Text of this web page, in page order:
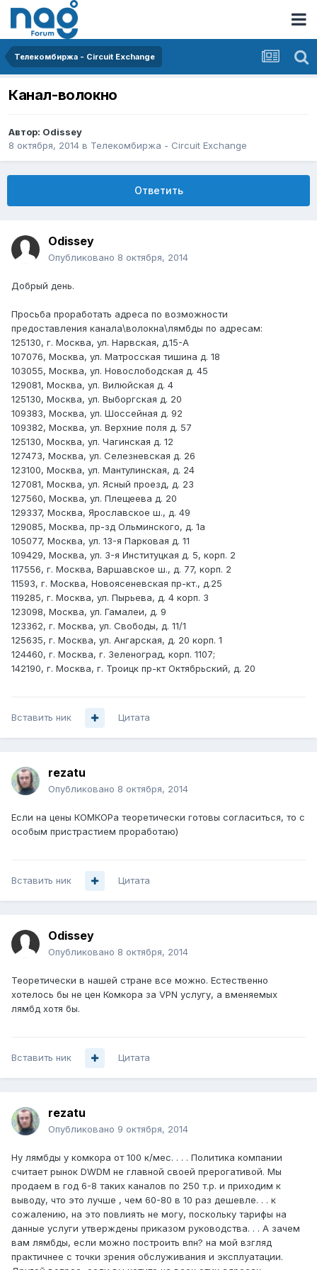
Телекомбиржа - Circuit Exchange
Канал-волокно
Автор: Odissey
8 октября, 2014 в Телекомбиржа - Circuit Exchange
Ответить
Odissey
Опубликовано 8 октября, 2014
Добрый день.
Просьба проработать адреса по возможности
предоставления канала\волокна\лямбды по адресам:
125130, г. Москва, ул. Нарвская, д.15-А
107076, Москва, ул. Матросская тишина д. 18
103055, Москва, ул. Новослободская д. 45
129081, Москва, ул. Вилюйская д. 4
125130, Москва, ул. Выборгская д. 20
109383, Москва, ул. Шоссейная д. 92
109382, Москва, ул. Верхние поля д. 57
125130, Москва, ул. Чагинская д. 12
127473, Москва, ул. Селезневская д. 26
123100, Москва, ул. Мантулинская, д. 24
127081, Москва, ул. Ясный проезд, д. 23
127560, Москва, ул. Плещеева д. 20
129337, Москва, Ярославское ш., д. 49
129085, Москва, пр-зд Ольминского, д. 1а
105077, Москва, ул. 13-я Парковая д. 11
109429, Москва, ул. 3-я Институцкая д. 5, корп. 2
117556, г. Москва, Варшавское ш., д. 77, корп. 2
11593, г. Москва, Новоясеневская пр-кт., д.25
119285, г. Москва, ул. Пырьева, д. 4 корп. 3
123098, Москва, ул. Гамалеи, д. 9
123362, г. Москва, ул. Свободы, д. 11/1
125635, г. Москва, ул. Ангарская, д. 20 корп. 1
124460, г. Москва, г. Зеленоград, корп. 1107;
142190, г. Москва, г. Троицк пр-кт Октябрьский, д. 20
Вставить ник Цитата
rezatu
Опубликовано 8 октября, 2014
Если на цены КОМКОРа теоретически готовы согласиться, то с
особым пристрастием проработаю)
Вставить ник Цитата
Odissey
Опубликовано 8 октября, 2014
Теоретически в нашей стране все можно. Естественно
хотелось бы не цен Комкора за VPN услугу, а вменяемых
лямбд хотя бы.
Вставить ник Цитата
rezatu
Опубликовано 9 октября, 2014
Ну лямбды у комкора от 100 к/мес. . . . Политика компании
считает рынок DWDM не главной своей прерогативой. Мы
продаем в год 6-8 таких каналов по 250 т.р. и приходим к
выводу, что это лучше , чем 60-80 в 10 раз дешевле. . . к
сожалению, на это повлиять не могу, поскольку тарифы на
данные услуги утверждены приказом руководства. . . А зачем
вам лямбды, если можно построить впн? на мой взгляд
практичнее с точки зрения обслуживания и эксплуатации.